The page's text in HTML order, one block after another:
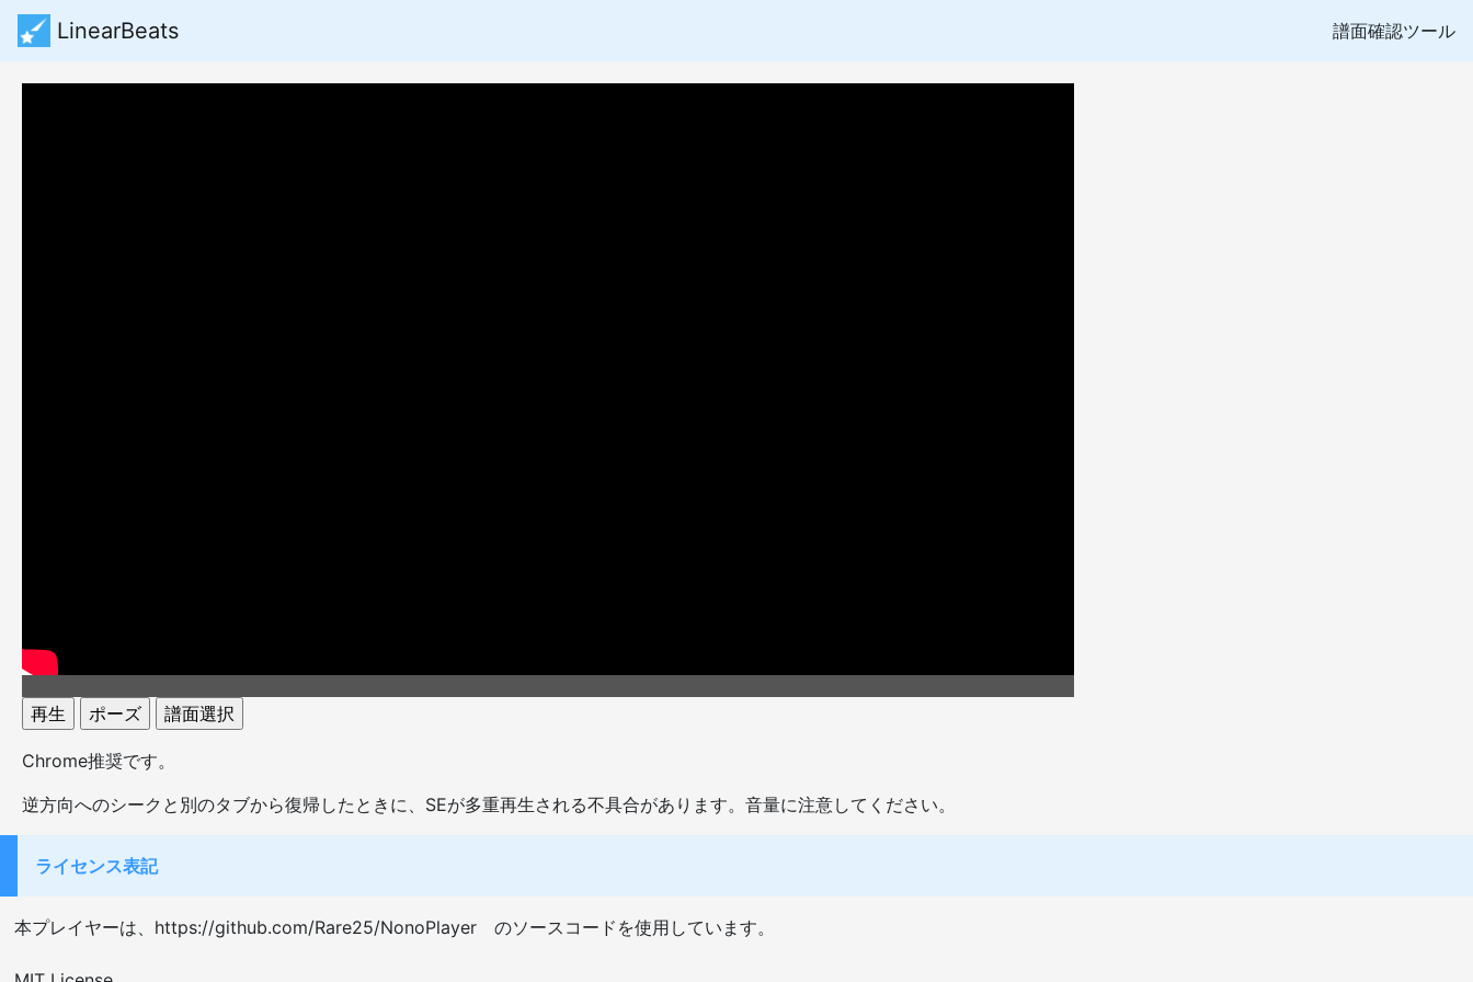
LinearBeats 譜面確認ツール
再生 ポーズ 譜面選択
Chrome推奨です。
逆方向へのシークと別のタブから復帰したときに、SEが多重再生される不具合があります。音量に注意してください。
ライセンス表記
本プレイヤーは、https://github.com/Rare25/NonoPlayer のソースコードを使用しています。